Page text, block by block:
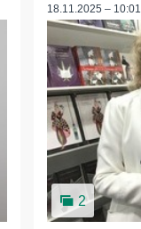
18.11.2025 – 10:01
2